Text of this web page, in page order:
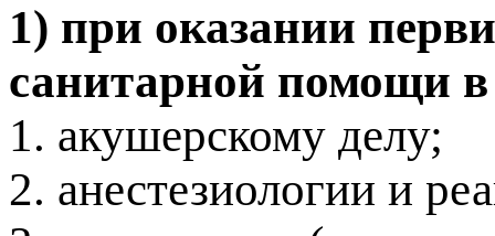
1) при оказании
санитарной помощи
1. акушерскому делу;
2. анестезиологии и